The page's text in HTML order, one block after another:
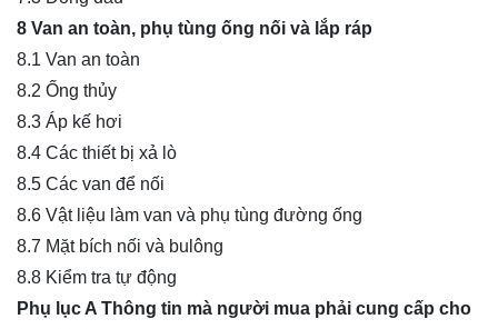
8 Van an toàn, phụ tùng ống nối và lắp ráp
8.1 Van an toàn
8.2 Ống thủy
8.3 Áp kế hơi
8.4 Các thiết bị xả lò
8.5 Các van để nối
8.6 Vật liệu làm van và phụ tùng đường ống
8.7 Mặt bích nối và bulông
8.8 Kiểm tra tự động
Phụ lục A Thông tin mà người mua phải cung cấp cho